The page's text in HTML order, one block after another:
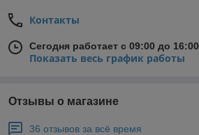
Контакты
Сегодня работает с 09:00 до 16:00
Показать весь график работы
Отзывы о магазине
36 отзывов за всё время